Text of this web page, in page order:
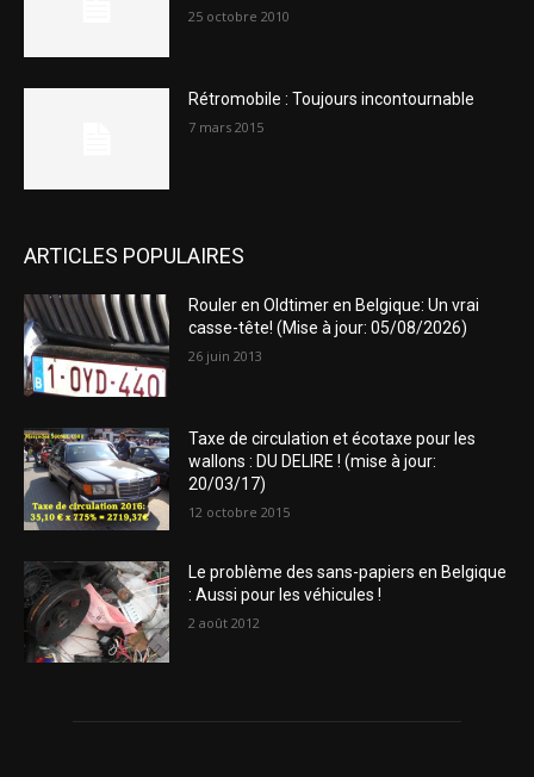
25 octobre 2010
Rétromobile : Toujours incontournable
7 mars 2015
ARTICLES POPULAIRES
Rouler en Oldtimer en Belgique: Un vrai
casse-tête! (Mise à jour: 05/08/2026)
26 juin 2013
Taxe de circulation et écotaxe pour les
wallons : DU DELIRE ! (mise à jour:
20/03/17)
12 octobre 2015
Le problème des sans-papiers en Belgique
: Aussi pour les véhicules !
2 août 2012